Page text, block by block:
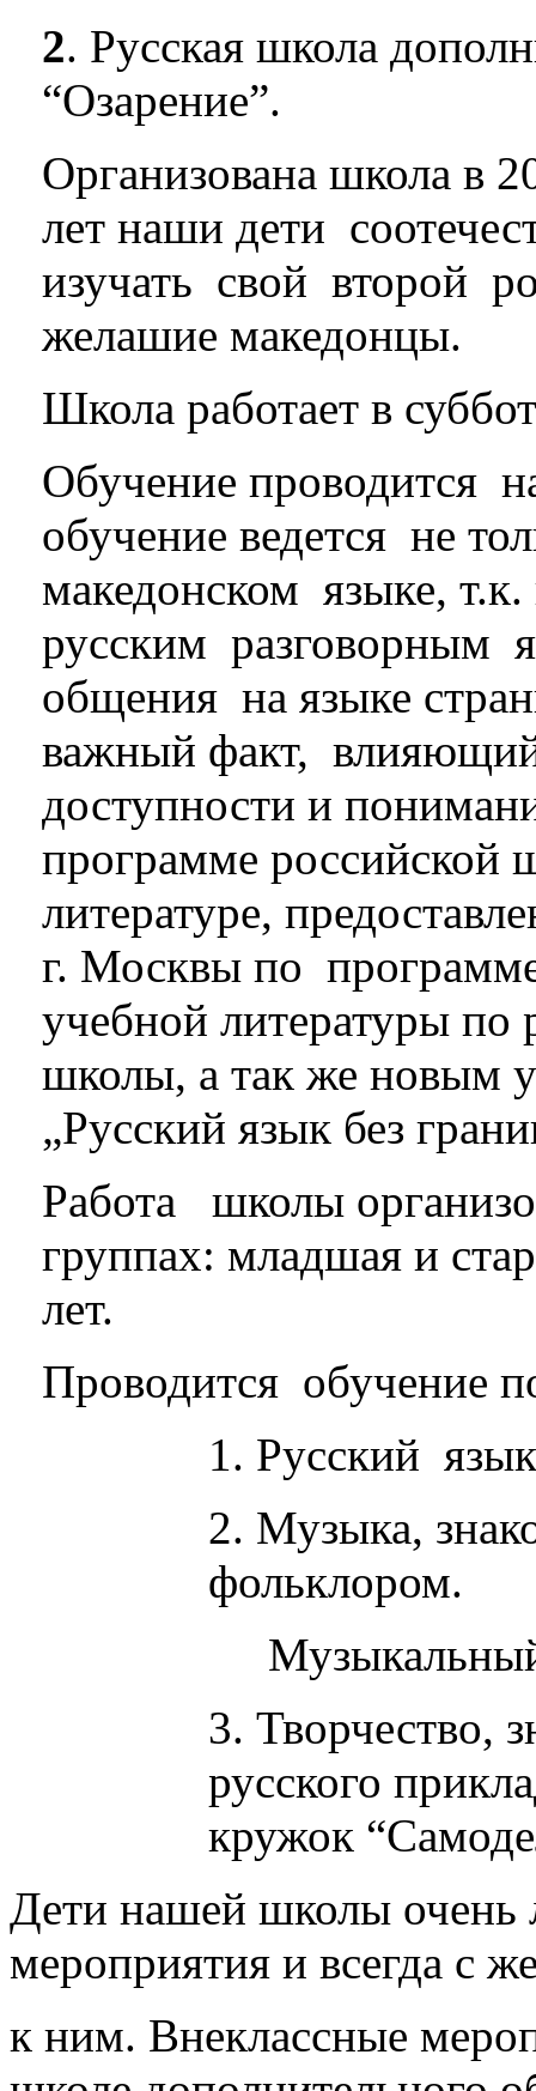
2. Русская школа
“Озарение”.
Организована школа в
лет наши дети
изучать свой второй
желашие македонцы.
Школа работает в
Обучение проводится
обучение ведется не
македонском языке, т.к.
русским разговорным
общения на языке
важный факт, влияющий
доступности и
программе российской
литературе,
г. Москвы по
учебной литературы по
школы, а так же новым
„Русский язык без
Работа школы
группах: младшая и
лет.
Проводится обучение
1. Русский
2. Музыка,
фольклором.
Музыкальный
3. Творчество,
русского
кружок
Дети нашей школы очень
мероприятия и всегда с
к ним. Внеклассные